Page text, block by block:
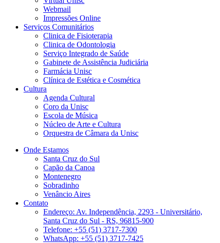
Webmail
Impressões Online
Serviços Comunitários
Clinica de Fisioterapia
Clinica de Odontologia
Serviço Integrado de Saúde
Gabinete de Assistência Judiciária
Farmácia Unisc
Clínica de Estética e Cosmética
Cultura
Agenda Cultural
Coro da Unisc
Escola de Música
Núcleo de Arte e Cultura
Orquestra de Câmara da Unisc
Onde Estamos
Santa Cruz do Sul
Capão da Canoa
Montenegro
Sobradinho
Venâncio Aires
Contato
Endereço: Av. Independência, 2293 - Universitário,
Santa Cruz do Sul - RS, 96815-900
Telefone: +55 (51) 3717-7300
WhatsApp: +55 (51) 3717-7425